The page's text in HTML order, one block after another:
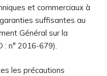
et commerciaux à
suffisantes au
Général sur la
: n° 2016-679).
les précautions